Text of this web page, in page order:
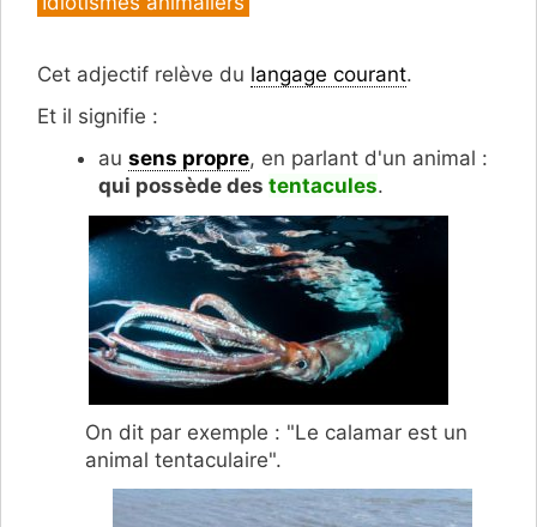
Cet adjectif relève du langage courant.
Et il signifie :
au sens propre, en parlant d'un animal :
qui possède des tentacules.
On dit par exemple : "Le calamar est un
animal tentaculaire".